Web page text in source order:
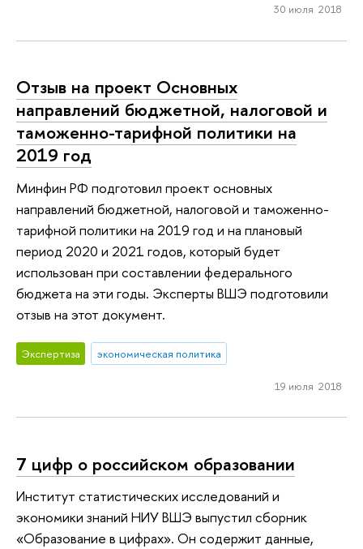
30 июля 2018
Отзыв на проект Основных
направлений бюджетной, налоговой и
таможенно-тарифной политики на
2019 год
Минфин РФ подготовил проект основных
направлений бюджетной, налоговой и таможенно-
тарифной политики на 2019 год и на плановый
период 2020 и 2021 годов, который будет
использован при составлении федерального
бюджета на эти годы. Эксперты ВШЭ подготовили
отзыв на этот документ.
Экспертиза экономическая политика
19 июля 2018
7 цифр о российском образовании
Институт статистических исследований и
экономики знаний НИУ ВШЭ выпустил сборник
«Образование в цифрах». Он содержит данные,